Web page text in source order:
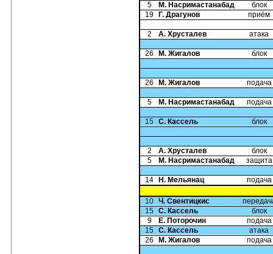
5 М. Насримастанабад
блок
19
Г. Драгунов приём
2 А. Хрусталев атака
26 М. Жигалов блок
26 М. Жигалов подача
5 М. Насримастанабад подача
15 С. Кассель блок
2 А. Хрусталев
блок
5
М. Насримастанабад защита
14 Н. Мельянац подача
10 Ч. Свентицкис
15 С. Кассель
блок
9
Е. Поторочин
подача
15 С. Кассель
атака
26
М. Жигалов подача